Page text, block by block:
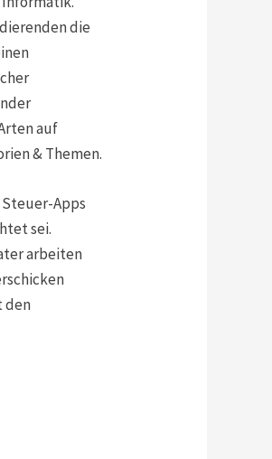
die
auf
& Themen.
Apps
sei.
arbeiten
den